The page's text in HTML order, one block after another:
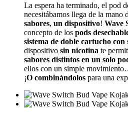
La espera ha terminado, el pod
necesitábamos llega de la mano
sabores, un dispositivo! Wave
concepto de los pods
sistema de doble cartucho con
dispositivo sin nicotina te
sabores distintos en un solo
ellos con un simple
¡O combinándolos para una